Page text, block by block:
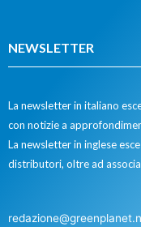
NEWSLETTER
La newsletter in italiano
con notizie a
La newsletter in inglese
distributori, oltre ad